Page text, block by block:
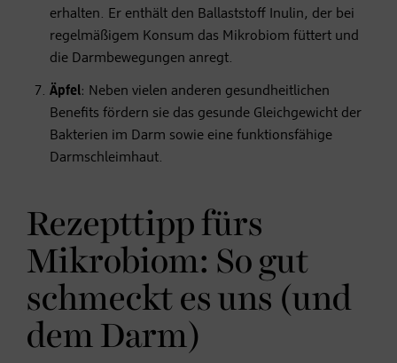
erhalten. Er enthält den Ballaststoff Inulin, der bei
regelmäßigem Konsum das Mikrobiom füttert und
die Darmbewegungen anregt.
Äpfel: Neben vielen anderen gesundheitlichen
Benefits fördern sie das gesunde Gleichgewicht der
Bakterien im Darm sowie eine funktionsfähige
Darmschleimhaut.
Rezepttipp fürs
Mikrobiom: So gut
schmeckt es uns (und
dem Darm)